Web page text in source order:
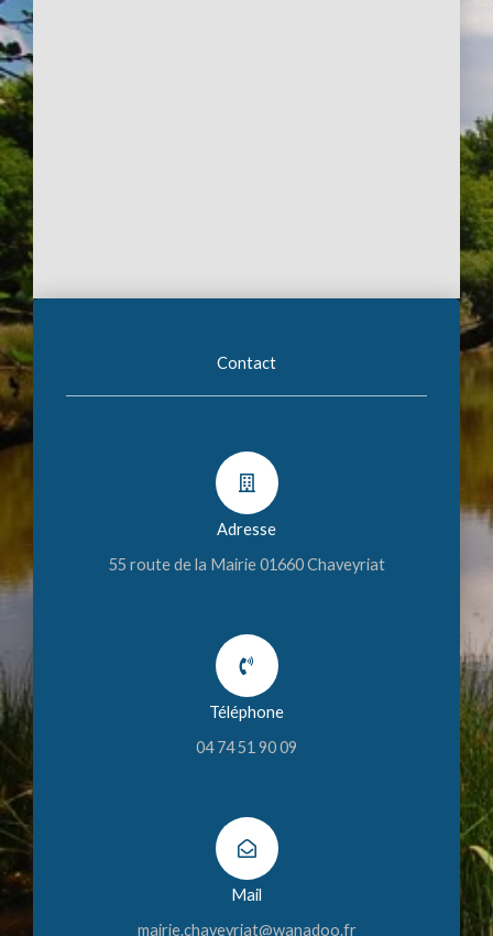
Contact
Adresse
55 route de la Mairie 01660 Chaveyriat
Téléphone
04 74 51 90 09
Mail
mairie.chaveyriat@wanadoo.fr